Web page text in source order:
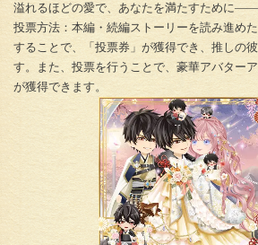
溢れるほどの愛で、あなたを満たすために――
投票方法：本編・続編ストーリーを読み進め
することで、「投票券」が獲得でき、推しの
す。また、投票を行うことで、豪華アバター
が獲得できます。